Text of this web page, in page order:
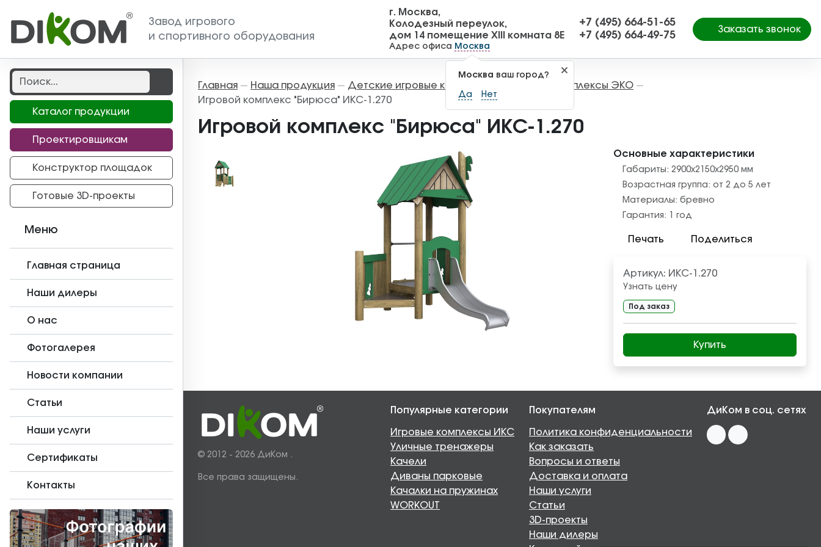
Завод игрового
и спортивного оборудования
г. Москва,
Колодезный переулок,
дом 14 помещение XIII комната 8Е
Адрес офиса Москва
Москва ваш город?
Да Нет
+7 (495) 664-51-65
+7 (495) 664-49-75
Заказать звонок
Каталог продукции
Проектировщикам
Конструктор площадок
Готовые 3D-проекты
Меню
Главная страница
Наши дилеры
О нас
Фотогалерея
Новости компании
Статьи
Наши услуги
Сертификаты
Контакты
Главная — Наша продукция — Детские игровые комплексы Игровые комплексы ЭКО —
Игровой комплекс "Бирюса" ИКС-1.270
Игровой комплекс "Бирюса" ИКС-1.270
Основные характеристики
Габариты: 2900x2150x2950 мм
Возрастная группа: от 2 до 5 лет
Материалы: бревно
Гарантия:
1 год
Печать Поделиться
Артикул: ИКС-1.270
Узнать цену
Под заказ
Купить
© 2012 - 2026 ДиКом .
Все права защищены.
Популярные категории
Игровые комплексы ИКС
Уличные тренажеры
Качели
Диваны парковые
Качалки на пружинах
WORKOUT
Покупателям
Политика конфиденциальности
Как заказать
Вопросы и ответы
Доставка и оплата
Наши услуги
Статьи
3D-проекты
Наши дилеры
ДиКом в соц. сетях